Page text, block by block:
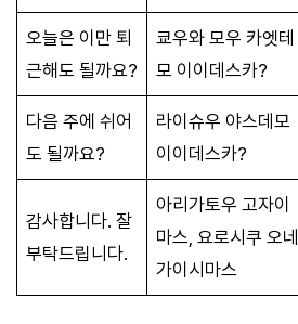
오늘은 이만 퇴
근해도 될까요?
쿄우와 모우 카엣테
모 이이데스카?
다음 주에 쉬어
도 될까요?
라이슈우 야스데모
이이데스카?
감사합니다. 잘
부탁드립니다.
아리가토우 고자이
마스, 요로시쿠 오네
가이시마스